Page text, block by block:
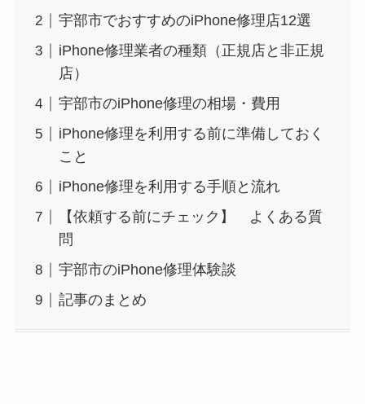
宇部市でおすすめのiPhone修理店12選
iPhone修理業者の種類（正規店と非正規
店）
宇部市のiPhone修理の相場・費用
iPhone修理を利用する前に準備しておく
こと
iPhone修理を利用する手順と流れ
【依頼する前にチェック】 よくある質
問
宇部市のiPhone修理体験談
記事のまとめ